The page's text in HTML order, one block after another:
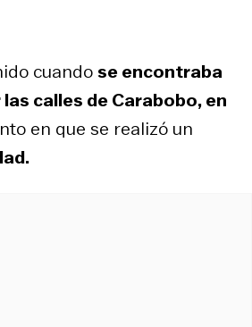
cuandose encontraba
calles de Carabobo, en
en que se realizó un